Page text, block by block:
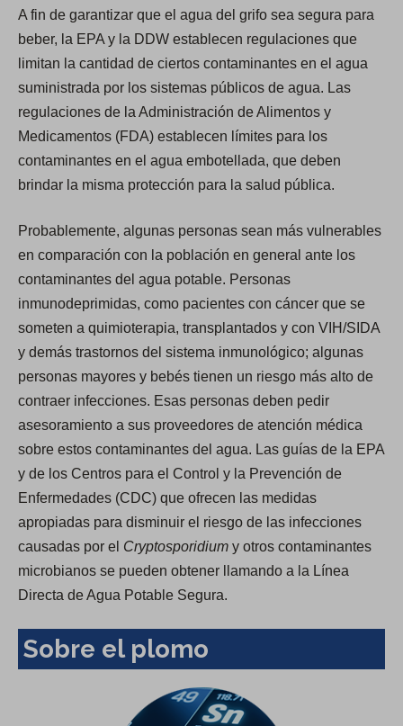
A fin de garantizar que el agua del grifo sea segura para
beber, la EPA y la DDW establecen regulaciones que
limitan la cantidad de ciertos contaminantes en el agua
suministrada por los sistemas públicos de agua. Las
regulaciones de la Administración de Alimentos y
Medicamentos (FDA) establecen límites para los
contaminantes en el agua embotellada, que deben
brindar la misma protección para la salud pública.
Probablemente, algunas personas sean más vulnerables
en comparación con la población en general ante los
contaminantes del agua potable. Personas
inmunodeprimidas, como pacientes con cáncer que se
someten a quimioterapia, transplantados y con VIH/SIDA
y demás trastornos del sistema inmunológico; algunas
personas mayores y bebés tienen un riesgo más alto de
contraer infecciones. Esas personas deben pedir
asesoramiento a sus proveedores de atención médica
sobre estos contaminantes del agua. Las guías de la EPA
y de los Centros para el Control y la Prevención de
Enfermedades (CDC) que ofrecen las medidas
apropiadas para disminuir el riesgo de las infecciones
causadas por el Cryptosporidium y otros contaminantes
microbianos se pueden obtener llamando a la Línea
Directa de Agua Potable Segura.
Sobre el plomo